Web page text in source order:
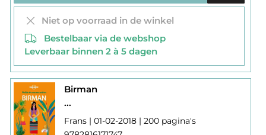
Niet op voorraad in de winkel
Bestelbaar via de webshop
Leverbaar binnen 2 à 5 dagen
Birman
...
Frans | 01-02-2018 | 200 pagina's